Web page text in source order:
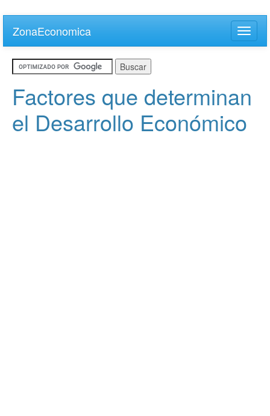
main
content
ZonaEconomica
Toggle
Factores que determinan
el Desarrollo Económico